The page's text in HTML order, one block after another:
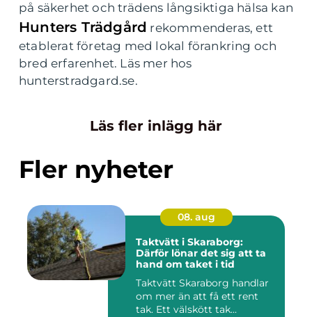
på säkerhet och trädens långsiktiga hälsa kan
Hunters Trädgård rekommenderas, ett
etablerat företag med lokal förankring och
bred erfarenhet. Läs mer hos
hunterstradgard.se.
Läs fler inlägg här
Fler nyheter
08. aug
Taktvätt i Skaraborg:
Därför lönar det sig att ta
hand om taket i tid
Taktvätt Skaraborg handlar
om mer än att få ett rent
tak. Ett välskött tak...